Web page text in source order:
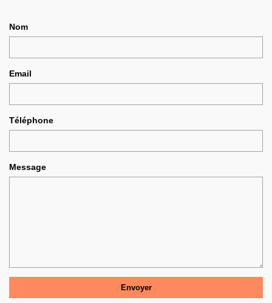
Nom
Email
Téléphone
Message